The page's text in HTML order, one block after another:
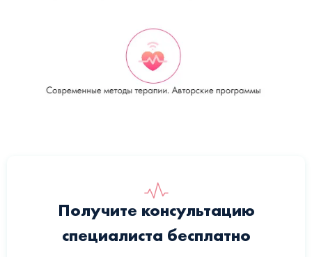
Получите консультацию
специалиста бесплатно